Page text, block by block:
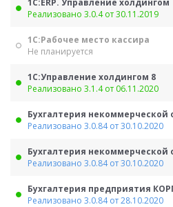
1С:ERP. Управление холдингом
Реализовано 3.0.4 от 30.11.2019
1С:Рабочее место кассира
Не планируется
1С:Управление холдингом 8
Реализовано 3.1.4 от 06.11.2020
Бухгалтерия некоммерческой
Реализовано 3.0.84 от 30.10.2020
Бухгалтерия
Реализовано 3.0.84 от 30.10.2020
Бухгалтерия предприятия
Реализовано 3.0.84 от 28.10.2020